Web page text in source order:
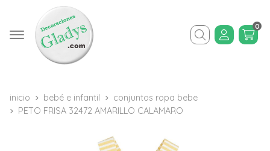
Buscar
0
inicio bebé e infantil
conjuntos ropa bebe
PETO FRISA 32472 AMARILLO CALAMARO